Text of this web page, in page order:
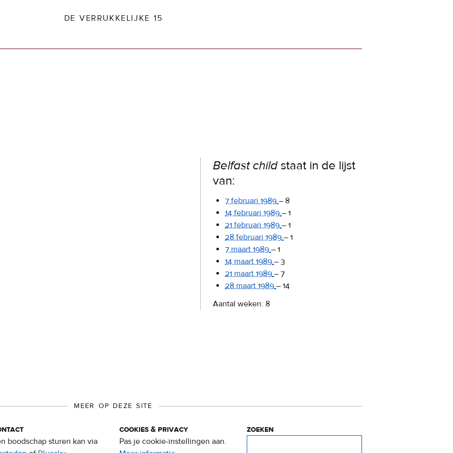
DE VERRUKKELIJKE 15
Belfast childstaat in de lijst
van:
7 februari 1989 – 8
14 februari 1989 – 1
21 februari 1989 – 1
28 februari 1989 – 1
7 maart 1989 – 1
14 maart 1989 – 3
21 maart 1989 – 7
28 maart 1989 – 14
Aantal weken: 8
MEER OP DEZE SITE
boodschap sturen kan via
cookies & privacy
Pas je cookie-instellingen aan.
zoeken